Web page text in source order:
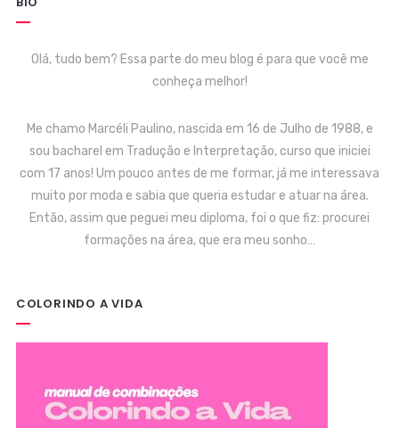
Olá, tudo bem? Essa parte do meu blog é para que você me
conheça melhor!
Me chamo Marcéli Paulino, nascida em 16 de Julho de 1988, e
sou bacharel em Tradução e Interpretação, curso que iniciei
com 17 anos! Um pouco antes de me formar, já me interessava
muito por moda e sabia que queria estudar e atuar na área.
Então, assim que peguei meu diploma, foi o que fiz: procurei
formações na área, que era meu sonho…
COLORINDO A VIDA